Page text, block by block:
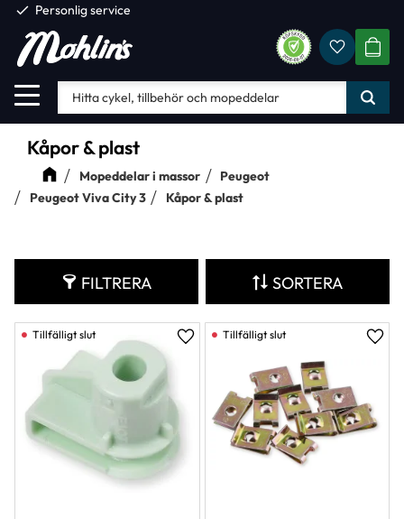
Meny
check Personlig service
Kåpor & plast
Mopeddelar i massor
Peugeot
Peugeot Viva City 3
Kåpor & plast
FILTRERA SORTERA
Lägg till i favoriter